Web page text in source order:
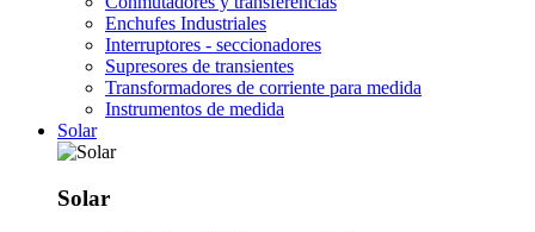
Enchufes Industriales
Interruptores - seccionadores
Supresores de transientes
Transformadores de corriente para medida
Instrumentos de medida
Solar
Solar